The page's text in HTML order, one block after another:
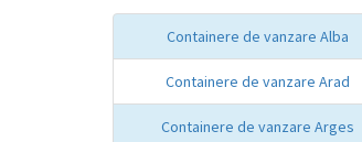
Containere de vanzare Alba
Containere de vanzare Arad
Containere de vanzare Arges